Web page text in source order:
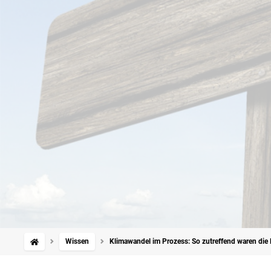
Wissen Klimawandel im Prozess: So zutreffend waren